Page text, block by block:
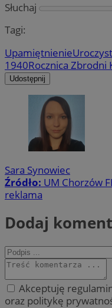
Słuchaj
Tagi:
Upamiętnienie
1940Rocznica Zbrodni
Udostępnij
Sara Synowiec
Źródło: UM Chorzów
reklama
Dodaj
Akceptuję
oraz politykę